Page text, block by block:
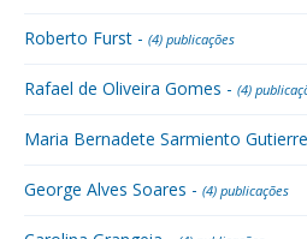
Roberto Furst - (4) publicações
Rafael de Oliveira Gomes - (4)
Maria Bernadete Sarmiento
George Alves Soares - (4) publicações